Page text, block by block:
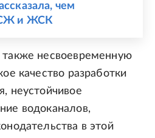
чем
и ЖСК
несвоевременную
качество разработки
неустойчивое
водоканалов,
в этой